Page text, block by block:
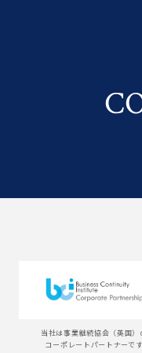
当社は事業継続協会（英国）
コーポレートパートナーです